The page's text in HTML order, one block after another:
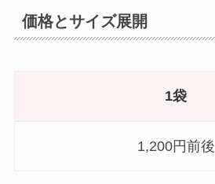
価格とサイズ展開
1袋
1,200円前後